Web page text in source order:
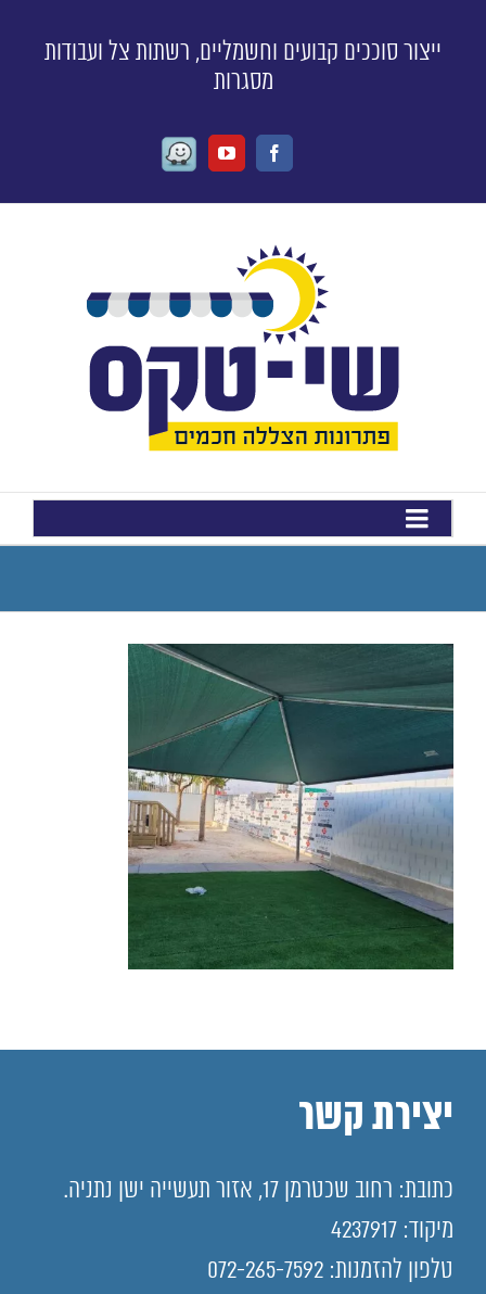
ייצור סוככים קבועים וחשמליים, רשתות צל ועבודות
מסגרות
Facebook
Youtube
Waze
יצירת קשר
כתובת: רחוב שכטרמן 17, אזור תעשייה ישן נתניה.
מיקוד: 4237917
טלפון להזמנות: 072-265-7592